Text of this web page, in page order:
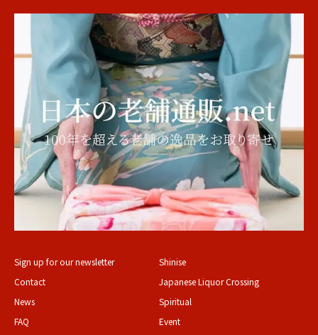
Sign up for our newsletter
Contact
News
FAQ
Shinise
Japanese Liquor Crossing
Spiritual
Event